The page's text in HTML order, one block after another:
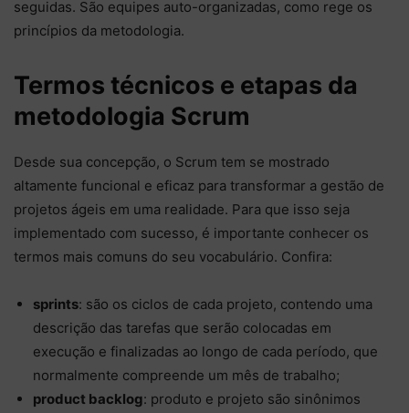
seguidas. São equipes auto-organizadas, como rege os
princípios da metodologia.
Termos técnicos e etapas da
metodologia Scrum
Desde sua concepção, o Scrum tem se mostrado
altamente funcional e eficaz para transformar a gestão de
projetos ágeis em uma realidade. Para que isso seja
implementado com sucesso, é importante conhecer os
termos mais comuns do seu vocabulário. Confira:
sprints: são os ciclos de cada projeto, contendo uma
descrição das tarefas que serão colocadas em
execução e finalizadas ao longo de cada período, que
normalmente compreende um mês de trabalho;
product backlog: produto e projeto são sinônimos